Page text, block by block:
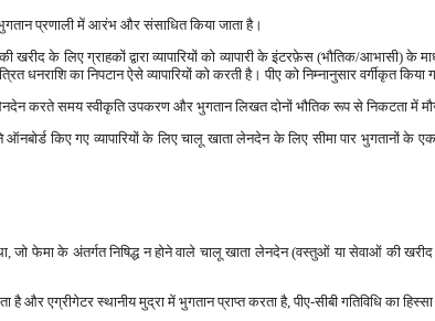
प्रणाली में आरंभ और संसाधित किया जाता है।
खरीद के लिए ग्राहकों द्वारा व्यापारियों को व्यापारी के इंटरफ़ेस (भौतिक/आभासी)
का निपटान ऐसे व्यापारियों को करती है। पीए को निम्नानुसार वर्गीकृत किया
करते समय स्वीकृति उपकरण और भुगतान लिखत दोनों भौतिक रूप से निकटता में
किए गए व्यापारियों के लिए चालू खाता लेनदेन के लिए सीमा पार भुगतानों के
फेमा के अंतर्गत निषिद्ध न होने वाले चालू खाता लेनदेन (वस्तुओं या सेवाओं की खरीद
है और एग्रीगेटर स्थानीय मुद्रा में भुगतान प्राप्त करता है, पीए-सीबी गतिविधि का